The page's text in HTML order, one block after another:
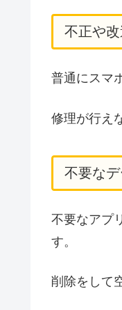
不正や
普通にスマ
修理が行え
不要な
不要なアプ
す。
削除をして